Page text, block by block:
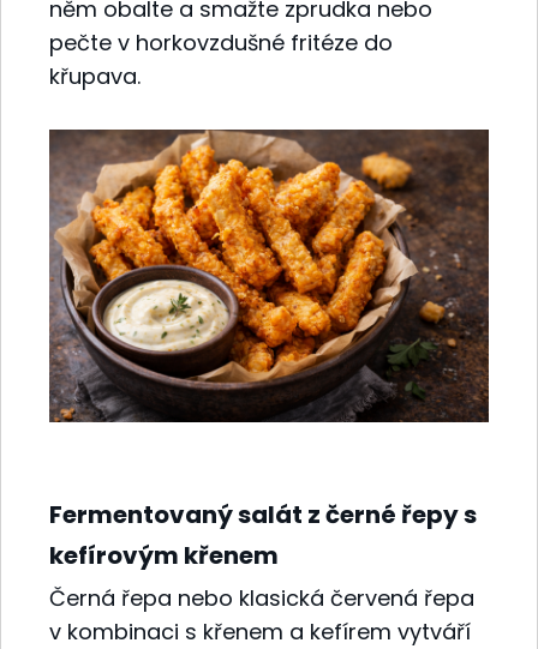
něm obalte a smažte zprudka nebo
pečte v horkovzdušné fritéze do
křupava.
Fermentovaný salát z černé řepy s
kefírovým křenem
Černá řepa nebo klasická červená řepa
v kombinaci s křenem a kefírem vytváří